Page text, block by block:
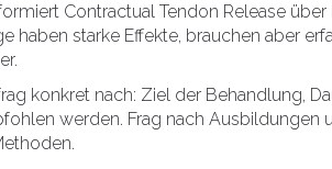
Contractual Tendon Release
haben starke Effekte, brauchen aber
konkret nach: Ziel der Behandlung,
werden. Frag nach Ausbildungen